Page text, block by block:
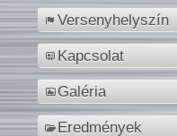
Versenyhelyszín
Kapcsolat
Galéria
Eredmények